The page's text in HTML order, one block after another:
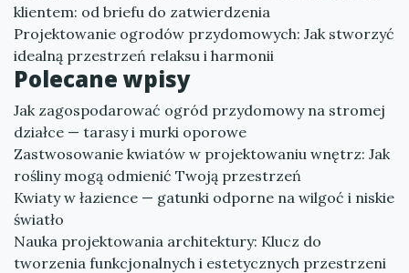
klientem: od briefu do zatwierdzenia
Projektowanie ogrodów przydomowych: Jak stworzyć
idealną przestrzeń relaksu i harmonii
Polecane wpisy
Jak zagospodarować ogród przydomowy na stromej
działce — tarasy i murki oporowe
Zastwosowanie kwiatów w projektowaniu wnętrz: Jak
rośliny mogą odmienić Twoją przestrzeń
Kwiaty w łazience — gatunki odporne na wilgoć i niskie
światło
Nauka projektowania architektury: Klucz do
tworzenia funkcjonalnych i estetycznych przestrzeni